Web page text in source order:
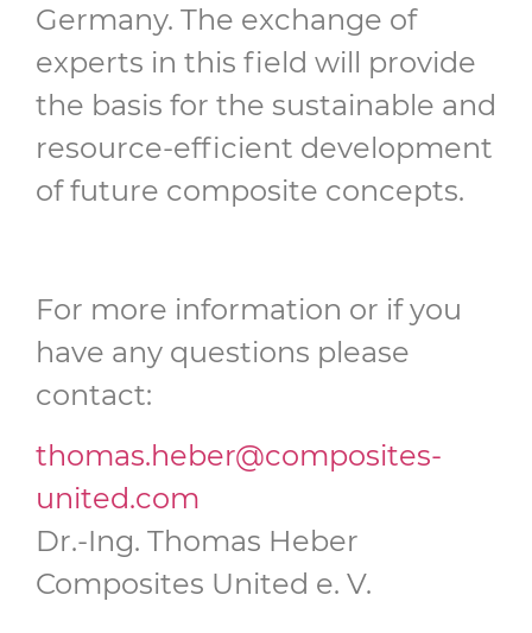
Germany. The exchange of
experts in this field will provide
the basis for the sustainable and
resource-efficient development
of future composite concepts.
For more information or if you
have any questions please
contact:
thomas.heber@composites-
united.com
Dr.-Ing. Thomas Heber
Composites United e. V.